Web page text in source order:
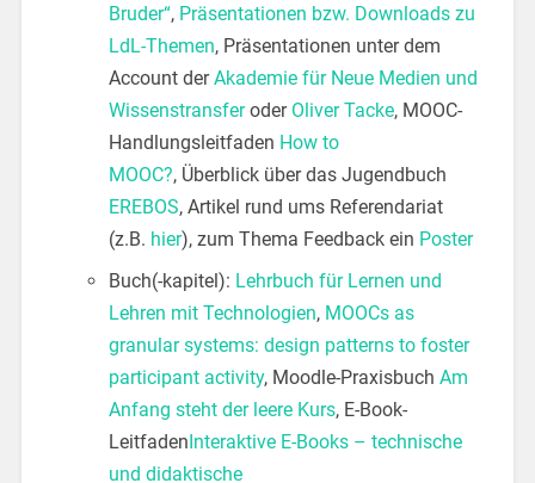
Bruder“, Präsentationen bzw. Downloads zu
LdL-Themen, Präsentationen unter dem
Account derAkademie für Neue Medien und
Wissenstransferoder Oliver Tacke, MOOC-
Handlungsleitfaden How to
MOOC?, Überblick über das Jugendbuch
EREBOS, Artikel rund ums Referendariat
(z.B. hier), zum Thema Feedback ein Poster
Buch(-kapitel): Lehrbuch für Lernen und
Lehren mit Technologien, MOOCs as
granular systems: design patterns to foster
participant activity, Moodle-Praxisbuch Am
Anfang steht der leere Kurs, E-Book-
LeitfadenInteraktive E-Books – technische
und didaktische